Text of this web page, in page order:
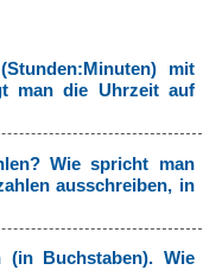
mit
man die Uhrzeit auf
Wie spricht man
ausschreiben, in
(in Buchstaben). Wie